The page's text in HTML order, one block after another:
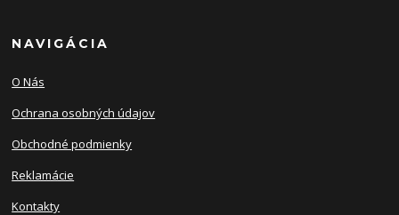
NAVIGÁCIA
O Nás
Ochrana osobných údajov
Obchodné podmienky
Reklamácie
Kontakty